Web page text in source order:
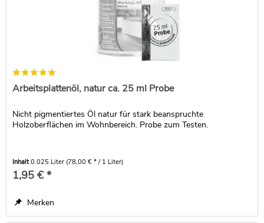
Arbeitsplattenöl, natur ca. 25 ml Probe
Nicht pigmentiertes Öl natur für stark beanspruchte
Holzoberflächen im Wohnbereich. Probe zum Testen.
Inhalt0.025 Liter (78,00 € * / 1 Liter)
1,95 € *
Merken